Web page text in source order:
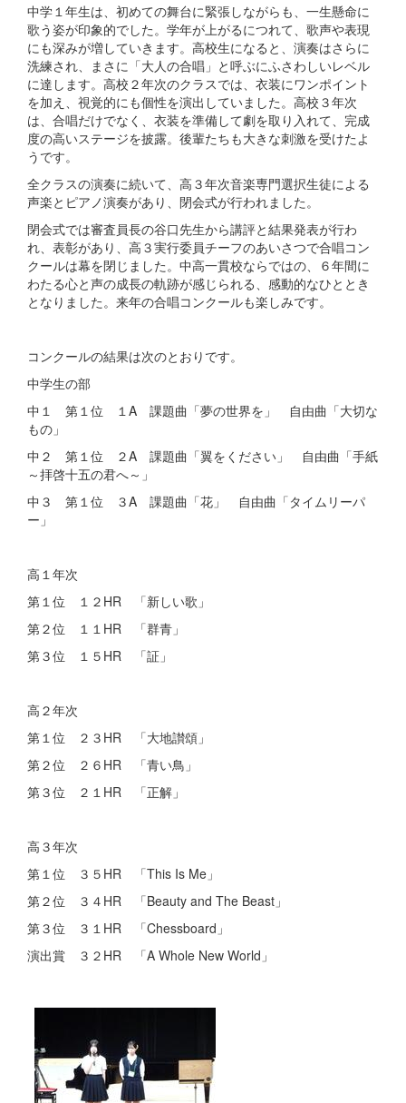
中学１年生は、初めての舞台に緊張しながらも、一生懸命に
歌う姿が印象的でした。学年が上がるにつれて、歌声や表現
にも深みが増していきます。高校生になると、演奏はさらに
洗練され、まさに「大人の合唱」と呼ぶにふさわしいレベル
に達します。高校２年次のクラスでは、衣装にワンポイント
を加え、視覚的にも個性を演出していました。高校３年次
は、合唱だけでなく、衣装を準備して劇を取り入れて、完成
度の高いステージを披露。後輩たちも大きな刺激を受けたよ
うです。
全クラスの演奏に続いて、高３年次音楽専門選択生徒による
声楽とピアノ演奏があり、閉会式が行われました。
閉会式では審査員長の谷口先生から講評と結果発表が行わ
れ、表彰があり、高３実行委員チーフのあいさつで合唱コン
クールは幕を閉じました。中高一貫校ならではの、６年間に
わたる心と声の成長の軌跡が感じられる、感動的なひととき
となりました。来年の合唱コンクールも楽しみです。
コンクールの結果は次のとおりです。
中学生の部
中１ 第１位 １A 課題曲「夢の世界を」 自由曲「大切な
もの」
中２ 第１位 ２A 課題曲「翼をください」 自由曲「手紙
～拝啓十五の君へ～」
中３ 第１位 ３A 課題曲「花」 自由曲「タイムリーパ
ー」
高１年次
第１位 １２HR 「新しい歌」
第２位 １１HR 「群青」
第３位 １５HR 「証」
高２年次
第１位 ２３HR 「大地讃頌」
第２位 ２６HR 「青い鳥」
第３位 ２１HR 「正解」
高３年次
第１位 ３５HR 「This Is Me」
第２位 ３４HR 「Beauty and The Beast」
第３位 ３１HR 「Chessboard」
演出賞 ３２HR 「A Whole New World」